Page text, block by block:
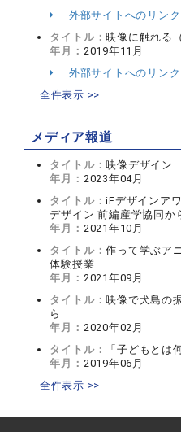
外部サイトへのリン
タイトル：映像に触れる
年月： 2019年11月
外部サイトへのリン
全件表示 >>
メディア報道
タイトル：映像デザイン
年月： 2023年04月
タイトル：iFデザインア
デザイン 前編産学協同か
年月： 2021年10月
タイトル：作って学ぶア
体験授業
年月： 2021年09月
タイトル：映像で犬島の
ら
年月： 2020年02月
タイトル：
「子どもとは
年月： 2019年06月
全件表示 >>